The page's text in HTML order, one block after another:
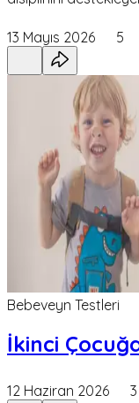
13 Mayıs 2026 5
Bebeveyn Testleri
İkinci Çocuğa
12 Haziran 2026 3